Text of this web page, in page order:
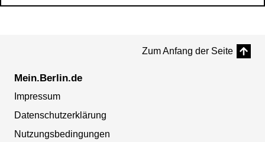
Zum Anfang der Seite
Mein.Berlin.de
Impressum
Datenschutzerklärung
Nutzungsbedingungen